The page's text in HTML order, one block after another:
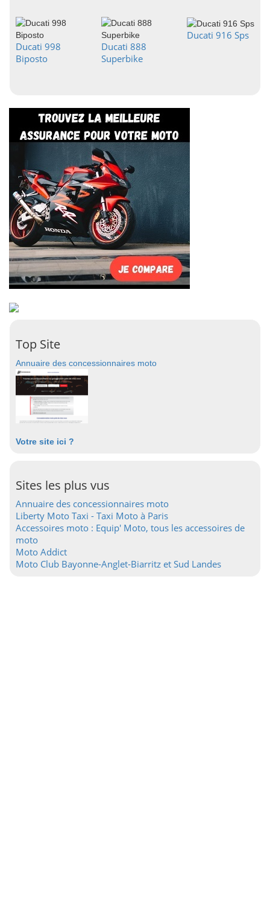
Ducati 998
Biposto
Ducati 888
Superbike
Ducati 916 Sps
Top Site
Annuaire des concessionnaires moto
Votre site ici ?
Sites les plus vus
Annuaire des concessionnaires moto
Liberty Moto Taxi - Taxi Moto à Paris
Accessoires moto : Equip' Moto, tous les accessoires de
moto
Moto Addict
Moto Club Bayonne-Anglet-Biarritz et Sud Landes